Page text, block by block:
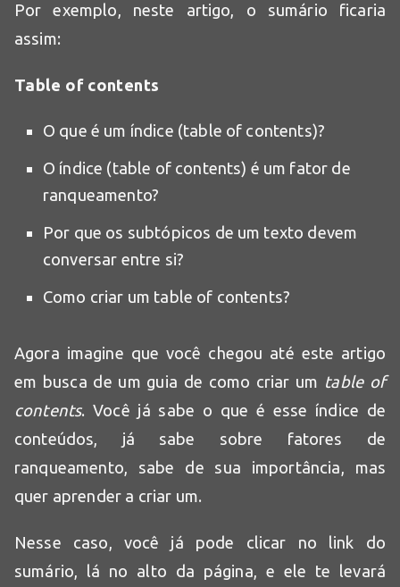
Por exemplo, neste artigo, o sumário ficaria
assim:
Table of contents
O que é um índice (table of contents)?
O índice (table of contents) é um fator de
ranqueamento?
Por que os subtópicos de um texto devem
conversar entre si?
Como criar um table of contents?
Agora imagine que você chegou até este artigo
em busca de um guia de como criar um table of
contents. Você já sabe o que é esse índice de
conteúdos, já sabe sobre fatores de
ranqueamento, sabe de sua importância, mas
quer aprender a criar um.
Nesse caso, você já pode clicar no link do
sumário, lá no alto da página, e ele te levará